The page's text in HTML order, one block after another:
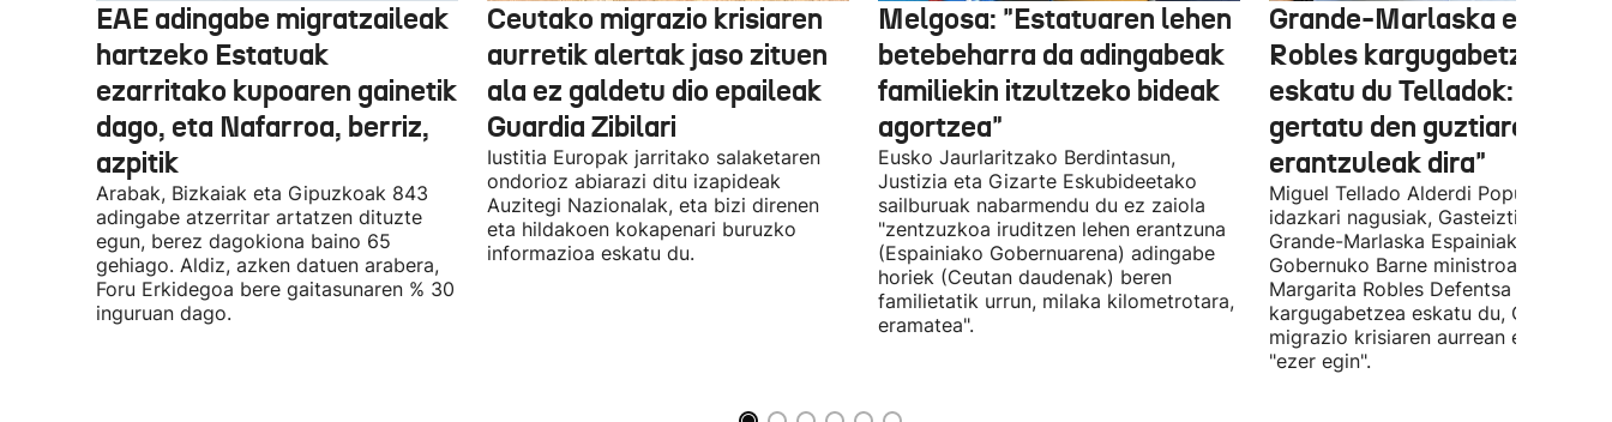
EAE adingabe migratzaileak
hartzeko Estatuak
ezarritako kupoaren gainetik
dago, eta Nafarroa, berriz,
azpitik
Arabak, Bizkaiak eta Gipuzkoak 843
adingabe atzerritar artatzen dituzte
egun, berez dagokiona baino 65
gehiago. Aldiz, azken datuen arabera,
Foru Erkidegoa bere gaitasunaren % 30
inguruan dago.
Ceutako migrazio krisiaren
aurretik alertak jaso zituen
ala ez galdetu dio epaileak
Guardia Zibilari
Iustitia Europak jarritako salaketaren
ondorioz abiarazi ditu izapideak
Auzitegi Nazionalak, eta bizi direnen
eta hildakoen kokapenari buruzko
informazioa eskatu du.
Melgosa: "Estatuaren lehen
betebeharra da adingabeak
familiekin itzultzeko bideak
agortzea"
Eusko Jaurlaritzako Berdintasun,
Justizia eta Gizarte Eskubideetako
sailburuak nabarmendu du ez zaiola
"zentzuzkoa iruditzen lehen erantzuna
(Espainiako Gobernuarena) adingabe
horiek (Ceutan daudenak) beren
familietatik urrun, milaka kilometrotara,
eramatea".
Grande-Marlaska eta
Robles kargugabetzea
eskatu du Telladok:
gertatu den guztiaren
erantzuleak dira"
Miguel Tellado Alderdi Popularraren
idazkari nagusiak, Gasteiztik,
Grande-Marlaska Espainiako
Gobernuko Barne ministroa eta
Margarita Robles Defentsa ministroa
kargugabetzea eskatu du, Ceutako
migrazio krisiaren aurrean ez
"ezer egin".